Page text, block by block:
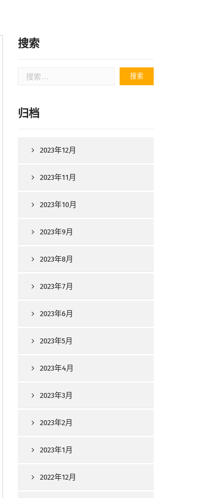
搜索
索：
归档
2023年12月
2023年11月
2023年10月
2023年9月
2023年8月
2023年7月
2023年6月
2023年5月
2023年4月
2023年3月
2023年2月
2023年1月
2022年12月